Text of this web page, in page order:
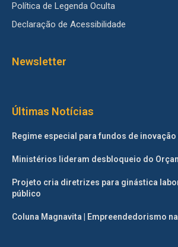
Política de Legenda Oculta
Declaração de Acessibilidade
Newsletter
Últimas Notícias
Regime especial para fundos de inovação
Ministérios lideram desbloqueio do
Projeto cria diretrizes para ginástica
público
Coluna Magnavita | Empreendedorismo